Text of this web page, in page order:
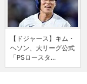
【ドジャース】キム・
ヘソン、大リーグ公式
「PSロースタ...